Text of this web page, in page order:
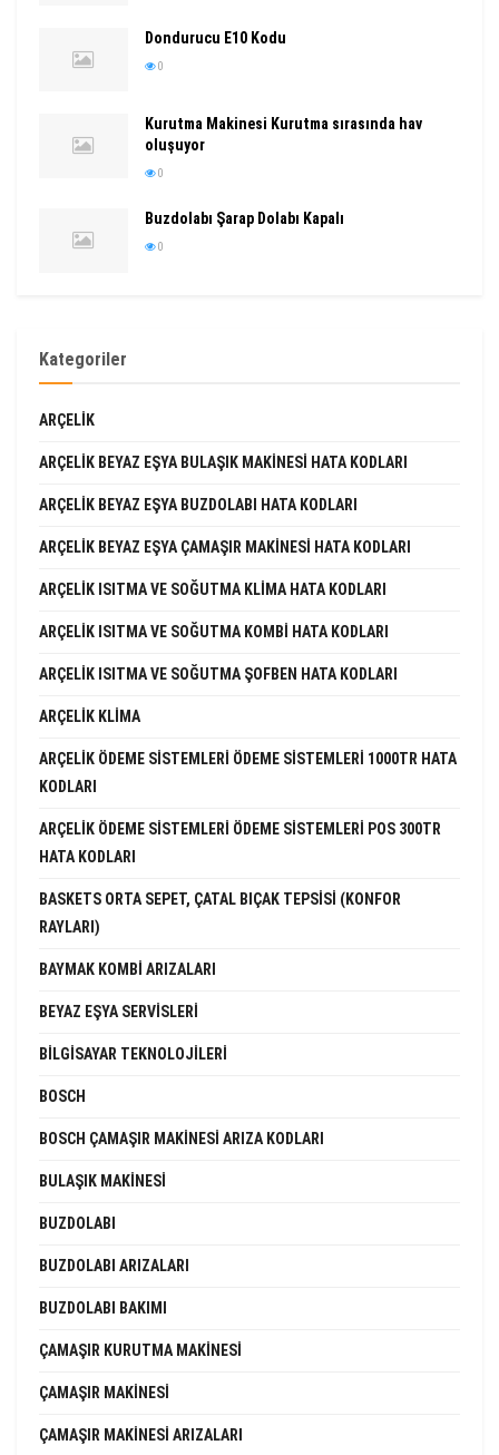
Dondurucu E10 Kodu
0
Kurutma Makinesi Kurutma sırasında hav
oluşuyor
0
Buzdolabı Şarap Dolabı Kapalı
0
Kategoriler
ARÇELIK
ARÇELIK BEYAZ EŞYA BULAŞIK MAKINESI HATA KODLARI
ARÇELIK BEYAZ EŞYA BUZDOLABI HATA KODLARI
ARÇELIK BEYAZ EŞYA ÇAMAŞIR MAKINESI HATA KODLARI
ARÇELIK ISITMA VE SOĞUTMA KLIMA HATA KODLARI
ARÇELIK ISITMA VE SOĞUTMA KOMBI HATA KODLARI
ARÇELIK ISITMA VE SOĞUTMA ŞOFBEN HATA KODLARI
ARÇELIK KLIMA
ARÇELIK ÖDEME SISTEMLERI ÖDEME SISTEMLERI 1000TR HATA
KODLARI
ARÇELIK ÖDEME SISTEMLERI ÖDEME SISTEMLERI POS 300TR
HATA KODLARI
BASKETS ORTA SEPET, ÇATAL BIÇAK TEPSISI (KONFOR
RAYLARI)
BAYMAK KOMBI ARIZALARI
BEYAZ EŞYA SERVISLERI
BILGISAYAR TEKNOLOJILERI
BOSCH
BOSCH ÇAMAŞIR MAKINESI ARIZA KODLARI
BULAŞIK MAKINESI
BUZDOLABI
BUZDOLABI ARIZALARI
BUZDOLABI BAKIMI
ÇAMAŞIR KURUTMA MAKINESI
ÇAMAŞIR MAKINESI
ÇAMAŞIR MAKINESI ARIZALARI